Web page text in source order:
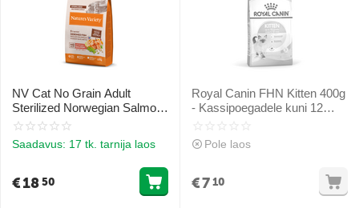
NV Cat No Grain Adult
Sterilized Norwegian Salmon
1.25 Kg - täisväärtuslik
steriliseeritud kassidele, ilma
teraviljata ja koos kondita ...
Saadavus: 17 tk. tarnija laos
€1850
Royal Canin FHN Kitten 400g
- Kassipoegadele kuni 12
Pole laos
€710